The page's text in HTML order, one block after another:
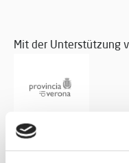
Mit der Unterstützung